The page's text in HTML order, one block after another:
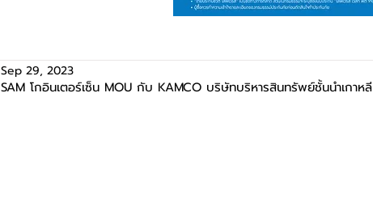
SAM โกอินเตอร์เซ็น MOU กับ KAMCO บริษัทบริหารสินทรัพย์ชั้นนำเกาหลี
Sep 29, 2023